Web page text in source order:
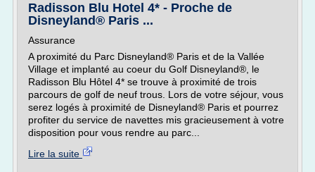
Radisson Blu Hotel 4* - Proche de
Disneyland® Paris ...
Assurance
A proximité du Parc Disneyland® Paris et de la Vallée
Village et implanté au coeur du Golf Disneyland®, le
Radisson Blu Hôtel 4* se trouve à proximité de trois
parcours de golf de neuf trous. Lors de votre séjour, vous
serez logés à proximité de Disneyland® Paris et pourrez
profiter du service de navettes mis gracieusement à votre
disposition pour vous rendre au parc...
Lire la suite